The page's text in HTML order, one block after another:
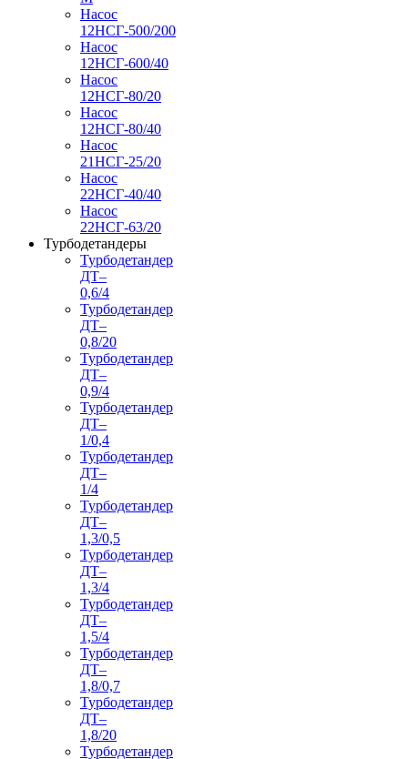
Насос
12НСГ-500/200
Насос
12НСГ-600/40
Насос
12НСГ-80/20
Насос
12НСГ-80/40
Насос
21НСГ-25/20
Насос
22НСГ-40/40
Насос
22НСГ-63/20
Турбодетандеры
Турбодетандер
ДТ–
0,6/4
Турбодетандер
ДТ–
0,8/20
Турбодетандер
ДТ–
0,9/4
Турбодетандер
ДТ–
1/0,4
Турбодетандер
ДТ–
1/4
Турбодетандер
ДТ–
1,3/0,5
Турбодетандер
ДТ–
1,3/4
Турбодетандер
ДТ–
1,5/4
Турбодетандер
ДТ–
1,8/0,7
Турбодетандер
ДТ–
1,8/20
Турбодетандер